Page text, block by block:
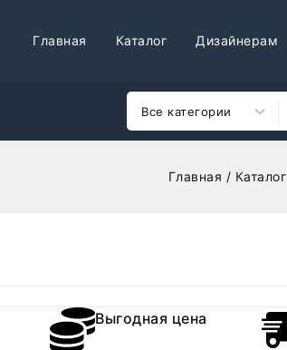
Главная Каталог Дизайнерам
Главная / Каталог
Выгодная цена